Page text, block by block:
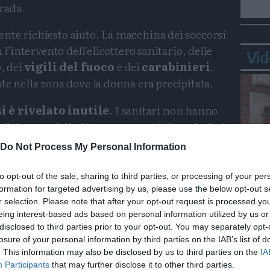
Do Not Process My Personal Information
opt-out of the sale, sharing to third parties, or processing of your
for targeted advertising by us, please use the below opt-out
selection. Please note that after your opt-out request is processed
interest-based ads based on personal information utilized by us
to third parties prior to your opt-out. You may separately
of your personal information by third parties on the IAB’s list of
This information may also be disclosed by us to third parties on the
Participants that may further disclose it to other third parties.
richiesto aiuto. La macchina dei soccorsi
l'intervento dell'elicottero sanitario, delle
, deivigili del fuoco e deicarabinieri.
nella zona dove la donna era precipitata.
è rivelato inutile. I sanitari non hanno
decesso della 58enne a causa dei gravissimi
Condividi
TwitterCondividi
Mail